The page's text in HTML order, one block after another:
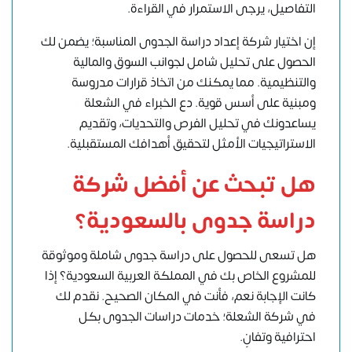
التفاصيل، يرجى الاستمرار في القراءة.
إن اختيار شركة إعداد دراسة الجدوى المناسبة؛ يضمن لك
الحصول على تحليل شامل لجوانب السوق والمالية
والتنظيمية. مما يمكنك من اتخاذ قرارات مدروسة
ومبنية على أسس قوية. دع الخبراء فيالشعلة
يساعدونك في تحليل الفرص والتحديات، وتقديم
الاستراتيجيات الأمثل لتحقيق أهدافك المستقبلية.
هل تبحث عن أفضل شركة
دراسة جدوى بالسعودية؟
هل تسعى للحصول على دراسة جدوى شاملة وموثوقة
للمشروع الخاص بك في المملكة العربية السعودية؟ إذا
كانت الإجابة نعم، فأنت في المكان الصحيح. نقدم لك
في شركة الشعلة؛ خدمات دراسات الجدوى بكل
احترافية وتفانٍ.